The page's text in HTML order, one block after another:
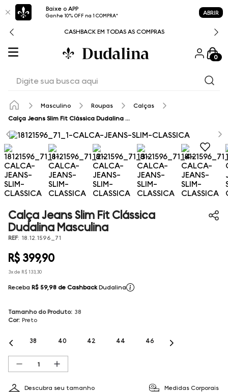
Baixe o APP
Ganhe 10% OFF na 1 COMPRA* ABRIR
CASHBACK EM TODAS AS COMPRAS
0
Masculino Roupas
Calças
Calça Jeans Slim Fit Clássica Dudalina Masculina
Calça Jeans Slim Fit Clássica
Dudalina Masculina
REF: 18.12.1596_71
R$ 399,90
3x de R$ 133,30
Receba R$ 59,98 de Cashback Dudalina
Tamanho do Produto: 38
Cor: Preto
38 40 42 44 46
Descubra seu tamanho Medidas Corporais